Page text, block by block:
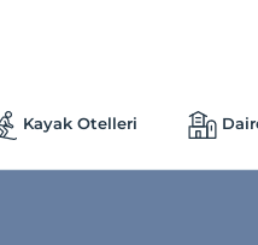
Kayak Otelleri